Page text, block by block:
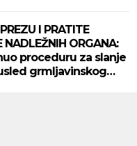
I PRATITE
NADLEŽNIH ORGANA:
proceduru za slanje
grmljavinskog